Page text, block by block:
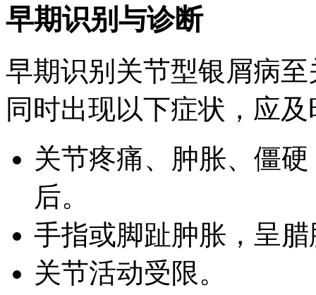
早期识别与诊断
早期识别关节型银屑病
同时出现以下症状，应
关节疼痛、肿胀、僵
后。
手指或脚趾肿胀，呈
关节活动受限。